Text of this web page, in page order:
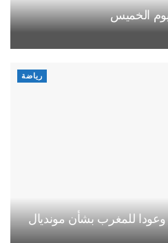
الخميس
رياضة
وعودا للمغرب بشأن مونديال